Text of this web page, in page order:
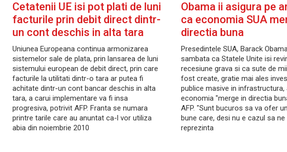
Cetatenii UE isi pot plati de luni
facturile prin debit direct dintr-
un cont deschis in alta tara
Uniunea Europeana continua armonizarea
sistemelor sale de plata, prin lansarea de luni
sistemului european de debit direct, prin care
facturile la utilitati dintr-o tara ar putea fi
achitate dintr-un cont bancar deschis in alta
tara, a carui implementare va fi insa
progresiva, potrivit AFP. Franta se numara
printre tarile care au anuntat ca-l vor utiliza
abia din noiembrie 2010
Obama ii asigura pe
ca economia SUA
directia buna
Presedintele SUA, Barack
sambata ca Statele Unite isi
recesiune grava si ca sute de
fost create, gratie mai ales
publice masive in
economia "merge in directia
AFP. "Sunt bucuros sa va ofer
bune care, desi nu e cazul sa
reprezinta